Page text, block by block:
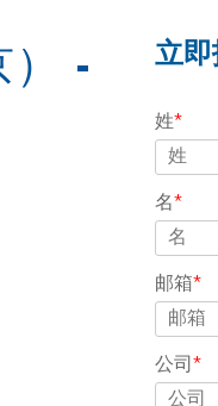
） -
立
姓*
名*
邮箱*
公司*